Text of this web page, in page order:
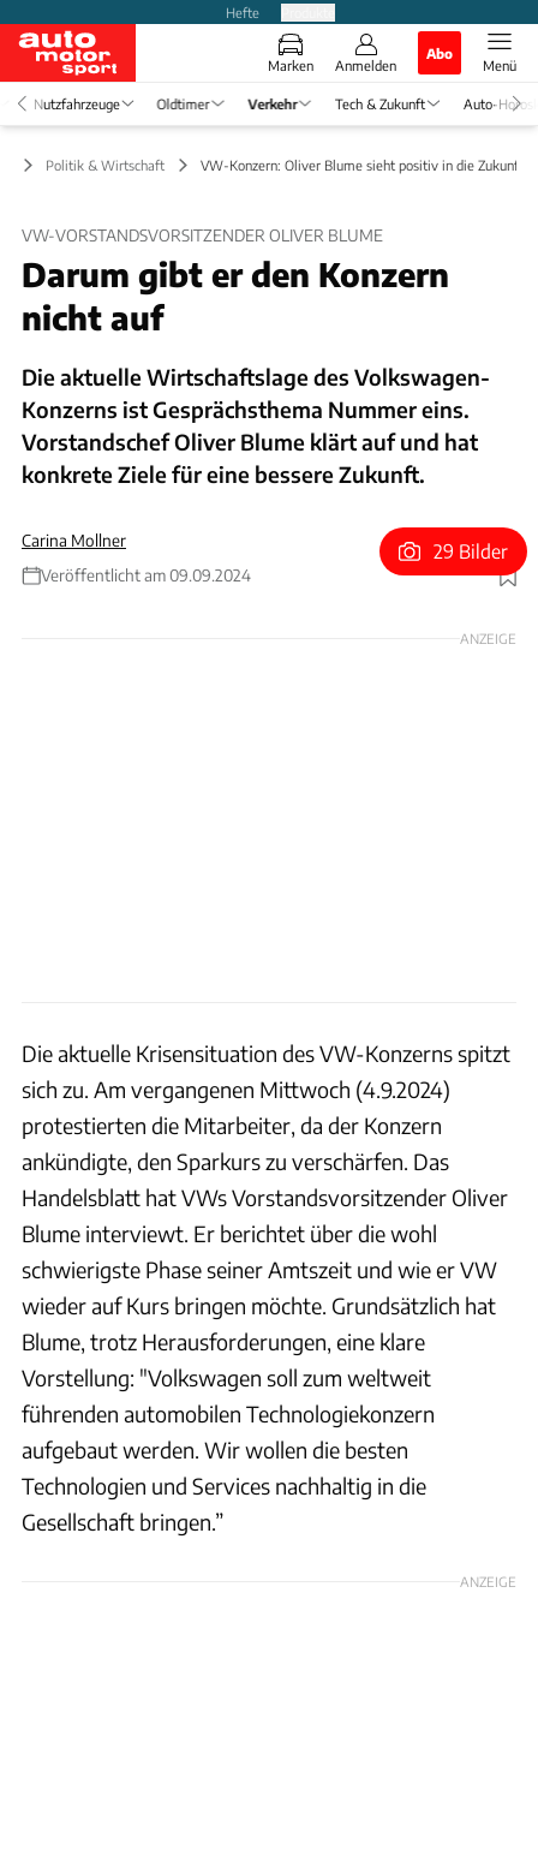
Hefte
Marken Anmelden
Abo
Menü
Nutzfahrzeuge Oldtimer Verkehr Tech & Zukunft Auto-
Politik & Wirtschaft VW-Konzern: Oliver Blume sieht positiv in die Zukunft
VW-VORSTANDSVORSITZENDER OLIVER BLUME
Darum gibt er den Konzern
nicht auf
Die aktuelle Wirtschaftslage des Volkswagen-
Konzerns ist Gesprächsthema Nummer eins.
Vorstandschef Oliver Blume klärt auf und hat
konkrete Ziele für eine bessere Zukunft.
Carina Mollner
Veröffentlicht am 09.09.2024
Foto: Volkswagen AG
29 Bilder
ANZEIGE
Die aktuelle Krisensituation des VW-Konzerns spitzt
sich zu. Am vergangenen Mittwoch (4.9.2024)
protestierten die Mitarbeiter, da der Konzern
ankündigte, den Sparkurs zu verschärfen. Das
Handelsblatt hat VWs Vorstandsvorsitzender Oliver
Blume interviewt. Er berichtet über die wohl
schwierigste Phase seiner Amtszeit und wie er VW
wieder auf Kurs bringen möchte. Grundsätzlich hat
Blume, trotz Herausforderungen, eine klare
Vorstellung: "Volkswagen soll zum weltweit
führenden automobilen Technologiekonzern
aufgebaut werden. Wir wollen die besten
Technologien und Services nachhaltig in die
Gesellschaft bringen.”
ANZEIGE